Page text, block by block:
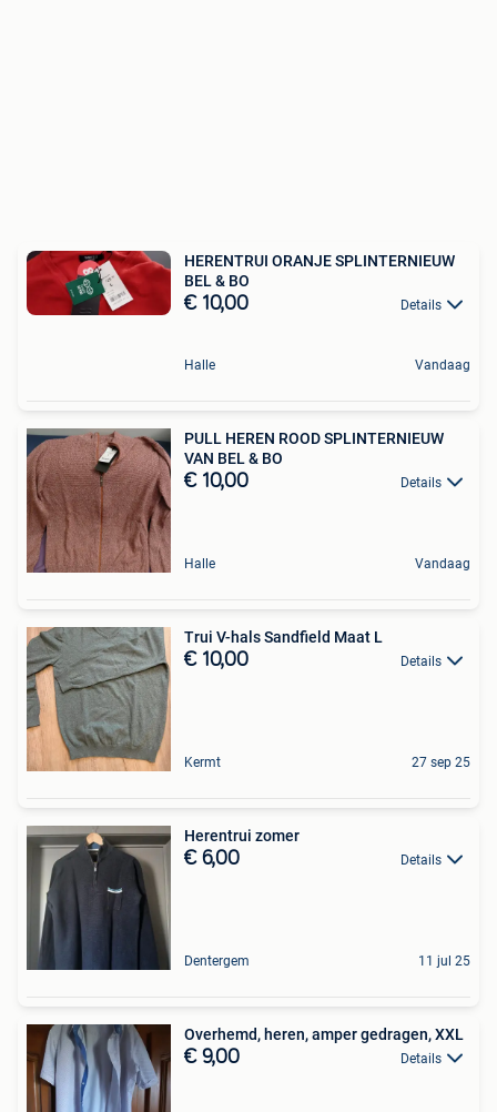
HERENTRUI ORANJE SPLINTERNIEUW
BEL & BO
€ 10,00 Details
Halle Vandaag
PULL HEREN ROOD SPLINTERNIEUW
VAN BEL & BO
€ 10,00 Details
Halle Vandaag
Trui V-hals Sandfield Maat L
€ 10,00 Details
Kermt 27 sep 25
Herentrui zomer
€ 6,00 Details
Dentergem 11 jul 25
Overhemd, heren, amper gedragen, XXL
€ 9,00 Details